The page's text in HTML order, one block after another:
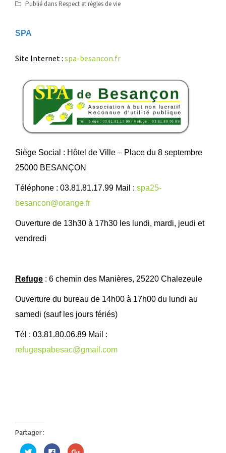
Publié dans Respect et règles de vie
SPA
Site Internet : spa-besancon.fr
Siège Social : Hôtel de Ville – Place du 8 septembre
25000 BESANÇON
Téléphone : 03.81.81.17.99 Mail : spa25-
besancon@orange.fr
Ouverture de 13h30 à 17h30 les lundi, mardi, jeudi et
vendredi
Refuge : 6 chemin des Manières, 25220 Chalezeule
Ouverture du bureau de 14h00 à 17h00 du lundi au
samedi (sauf les jours fériés)
Tél : 03.81.80.06.89 Mail :
refugespabesac@gmail.com
Partager :
Cliquez Cliquez Cliquez